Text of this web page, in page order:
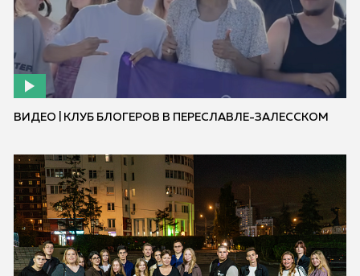
ВИДЕО | КЛУБ БЛОГЕРОВ В ПЕРЕСЛАВЛЕ-ЗАЛЕССКОМ